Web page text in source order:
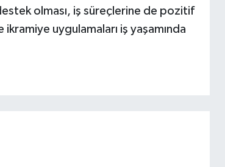
olması, iş süreçlerine de pozitif
uygulamaları iş yaşamında